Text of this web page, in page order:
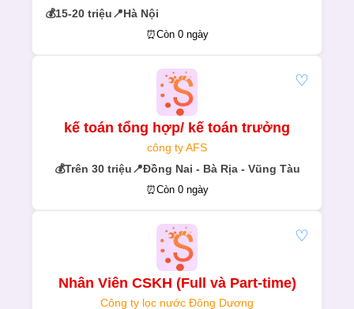
💰15-20 triệu📍Hà Nội
⏰Còn 0 ngày
kế toán tổng hợp/ kế toán trưởng
công ty AFS
💰Trên 30 triệu📍Đồng Nai - Bà Rịa - Vũng Tàu
♡
⏰Còn 0 ngày
Nhân Viên CSKH (Full và Part-time)
Công ty lọc nước Đông Dương
♡